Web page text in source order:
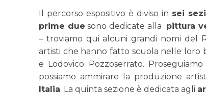
Il percorso espositivo è diviso in sei
prime due sono dedicate alla pittura
– troviamo qui alcuni grandi nomi del
artisti che hanno fatto scuola nelle loro
e Lodovico Pozzoserrato.
possiamo ammirare la produzione
Italia. La quinta sezione è dedicata agli